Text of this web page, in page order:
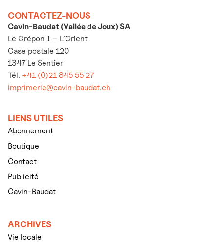
CONTACTEZ-NOUS
Cavin-Baudat (Vallée de Joux) SA
Le Crépon 1 – L’Orient
Case postale 120
1347 Le Sentier
Tél. +41 (0)21 845 55 27
imprimerie@cavin-baudat.ch
LIENS UTILES
Abonnement
Boutique
Contact
Publicité
Cavin-Baudat
ARCHIVES
Vie locale